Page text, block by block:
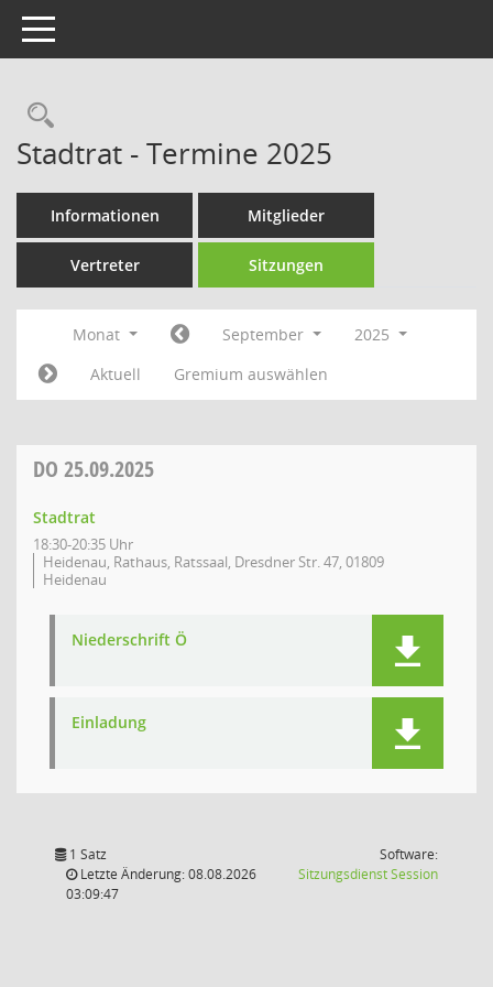
Toggle navigation
Rechercheauswahl
Stadtrat - Termine 2025
Informationen Mitglieder
Vertreter Sitzungen
Monat September
2025
Aktuell
Gremium auswählen
DO 25.09.2025
Stadtrat
18:30-20:35 Uhr
Heidenau, Rathaus, Ratssaal, Dresdner Str. 47, 01809
Heidenau
Niederschrift Ö
Einladung
1 Satz
Letzte Änderung: 08.08.2026
03:09:47
Software:
SitzungsdienstSession(Wird in